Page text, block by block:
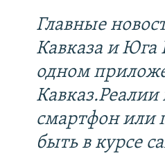
Главные
Кавказа и Юга
одном
Кавказ.Реалии
смартфон или
быть в курсе